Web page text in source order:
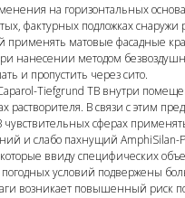
на горизонтальных
фактурных подложках снаружи
применять матовые фасадные
нанесении методом
и пропустить через сито.
Tiefgrund TB внутри
растворителя. В связи с этим
сферах
и слабо пахнущий AmphiSilan-
ввиду специфических
погодных условий подвержены
возникает повышенный риск